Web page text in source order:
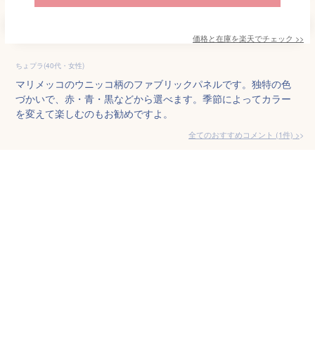
価格と在庫を楽天でチェック >>
ちょプラ(40代・女性)
マリメッコのウニッコ柄のファブリックパネルです。独特の色
づかいで、赤・青・黒などから選べます。季節によってカラー
を変えて楽しむのもお勧めですよ。
全てのおすすめコメント (1件) >